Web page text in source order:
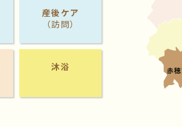
産後ケア
（訪問）
沐浴